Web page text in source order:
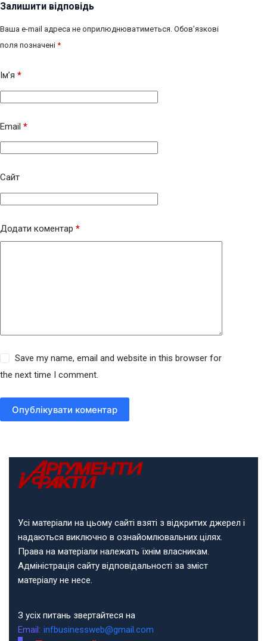
Залишити відповідь
Ваша e-mail адреса не оприлюднюватиметься. Обов’язкові
поля позначені *
Ім’я *
Email *
Сайт
Додати коментар *
Save my name, email and website in this browser for
the next time I comment.
Опублікувати коментар
Усі матеріали на цьому сайті взяті з відкритих джерел і
надаються виключно в ознайомлювальних цілях.
Права на матеріали належать їхнім власникам.
Адміністрація сайту відповідальності за зміст
матеріалу не несе.
З усіх питань звертайтеся на
Email: infbusinessweb@gmail.com